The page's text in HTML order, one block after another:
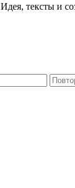
Идея, тексты и